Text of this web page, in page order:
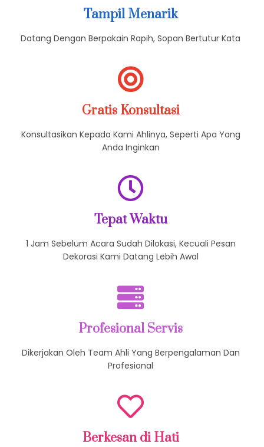
Datang Dengan Berpakain Rapih, Sopan Bertutur Kata
Gratis Konsultasi
Konsultasikan Kepada Kami Ahlinya, Seperti Apa Yang
Anda Inginkan
Tepat Waktu
1 Jam Sebelum Acara Sudah Dilokasi, Kecuali Pesan
Dekorasi Kami Datang Lebih Awal
Profesional Servis
Dikerjakan Oleh Team Ahli Yang Berpengalaman Dan
Profesional